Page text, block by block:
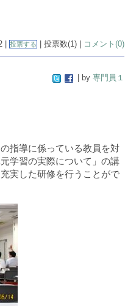
| 投票する | 投票数(1) | コメント(0)
| by 専門員１
指導に係っている教員を対
学習の実際について」の講
実した研修を行うことがで